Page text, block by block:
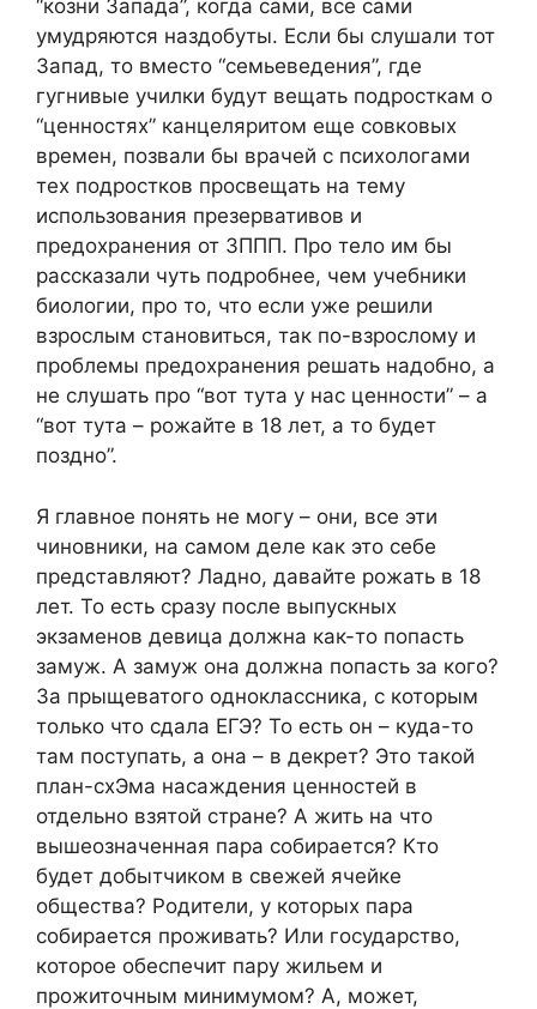
“козни Запада”, когда сами, все сами
умудряются наздобуты. Если бы слушали тот
Запад, то вместо “семьеведения”, где
гугнивые училки будут вещать подросткам о
“ценностях” канцеляритом еще совковых
времен, позвали бы врачей с психологами
тех подростков просвещать на тему
использования презервативов и
предохранения от ЗППП. Про тело им бы
рассказали чуть подробнее, чем учебники
биологии, про то, что если уже решили
взрослым становиться, так по-взрослому и
проблемы предохранения решать надобно, а
не слушать про “вот тута у нас ценности” – а
“вот тута – рожайте в 18 лет, а то будет
поздно”.
Я главное понять не могу – они, все эти
чиновники, на самом деле как это себе
представляют? Ладно, давайте рожать в 18
лет. То есть сразу после выпускных
экзаменов девица должна как-то попасть
замуж. А замуж она должна попасть за кого?
За прыщеватого одноклассника, с которым
только что сдала ЕГЭ? То есть он – куда-то
там поступать, а она – в декрет? Это такой
план-схЭма насаждения ценностей в
отдельно взятой стране? А жить на что
вышеозначенная пара собирается? Кто
будет добытчиком в свежей ячейке
общества? Родители, у которых пара
собирается проживать? Или государство,
которое обеспечит пару жильем и
прожиточным минимумом? А, может,